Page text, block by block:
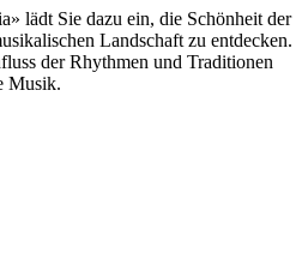
lädt Sie dazu ein, die Schönheit der
Landschaft zu entdecken.
der Rhythmen und Traditionen
Musik.